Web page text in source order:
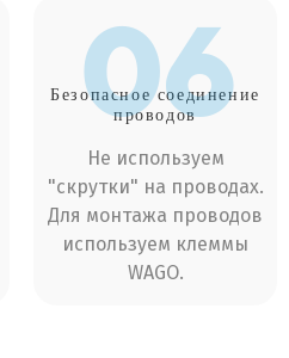
06
Безопасное соединение
проводов
Не используем
"скрутки" на проводах.
Для монтажа проводов
используем клеммы
WAGO.